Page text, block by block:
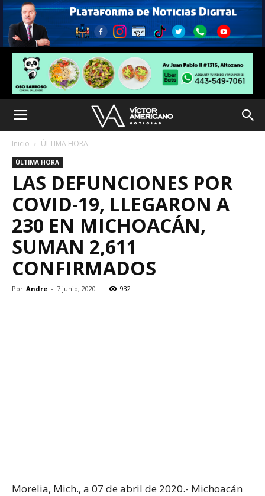
Inicio ÚLTIMA HORA
ÚLTIMA HORA
LAS DEFUNCIONES POR
COVID-19, LLEGARON A
230 EN MICHOACÁN,
SUMAN 2,611
CONFIRMADOS
Por Andre - 7 junio, 2020 932
Morelia, Mich., a 07 de abril de 2020.- Michoacán